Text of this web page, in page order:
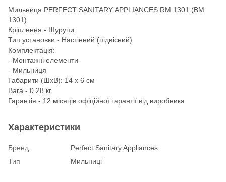
Мильниця PERFECT SANITARY APPLIANCES RM 1301 (BM
1301)
Кріплення - Шурупи
Тип установки - Настінний (підвісний)
Комплектація:
- Монтажні елементи
- Мильниця
Габарити (ШхВ): 14 х 6 см
Вага - 0.28 кг
Гарантія - 12 місяців офіційної гарантії від виробника
Характеристики
Бренд
Perfect Sanitary Appliances
Тип
Мильниці